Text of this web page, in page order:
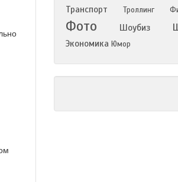
Транспорт Троллинг
Фото Шоубиз
Экономика Юмор